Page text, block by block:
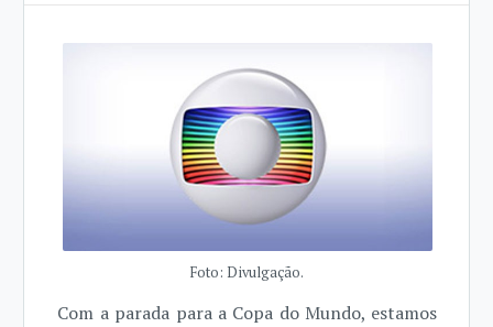
Foto: Divulgação.
Com a parada para a Copa do Mundo, estamos